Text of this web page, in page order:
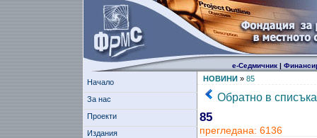
е-Седмичник|
Начало
За нас
Проекти
Издания
НОВИНИ» 85
Обратно в списъка
85
прегледана: 6136